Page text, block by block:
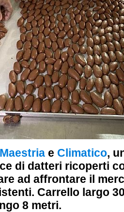
Maestria e Climatico,
puó
più
8 metri.